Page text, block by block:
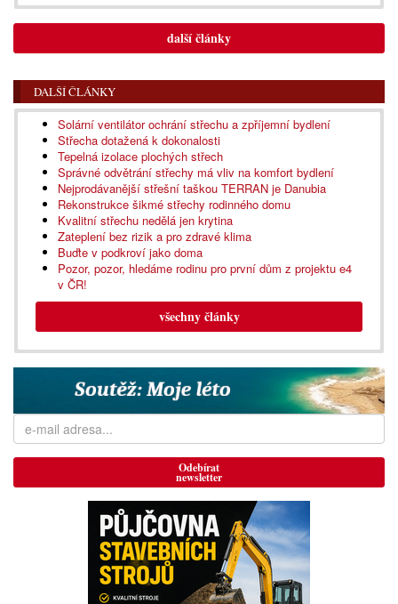
další články
DALŠÍ ČLÁNKY
Solární ventilátor ochrání střechu a zpříjemní bydlení
Střecha dotažená k dokonalosti
Tepelná izolace plochých střech
Správné odvětrání střechy má vliv na komfort bydlení
Nejprodávanější střešní taškou TERRAN je Danubia
Rekonstrukce šikmé střechy rodinného domu
Kvalitní střechu nedělá jen krytina
Zateplení bez rizik a pro zdravé klima
Buďte v podkroví jako doma
Pozor, pozor, hledáme rodinu pro první dům z projektu e4
v ČR!
všechny články
Odebírat
newsletter